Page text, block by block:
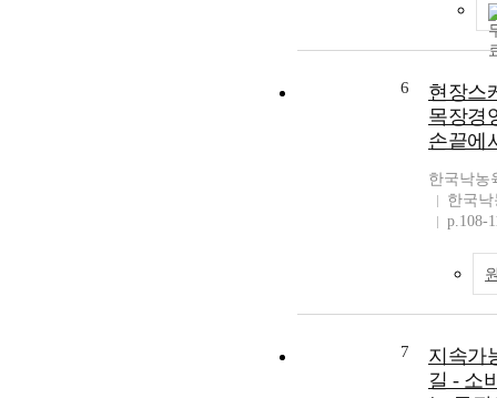
6
현장스
목장경
손끝에
한국낙농
한국
p.108-
7
지속가
길 - 소